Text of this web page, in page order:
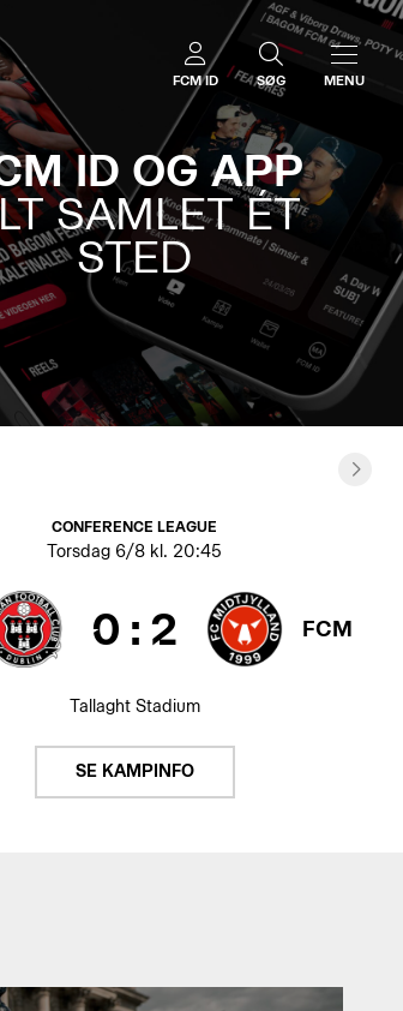
FCM ID SØG MENU
FC
ID OG APP
SAMLET ÉT
STED
CONFERENCE LEAGUE
Torsdag 6/8 kl. 20:45
0 : 2 FCM
Tallaght Stadium
SE KAMPINFO